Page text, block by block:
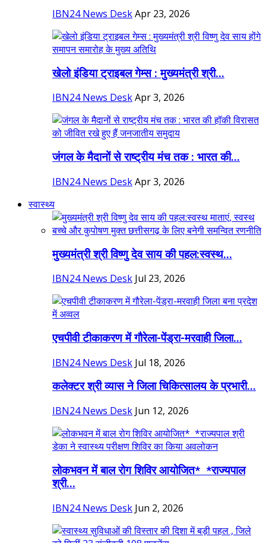
IBN24 News DeskApr 23, 2026
खेलो इंडिया ट्राइबल गेम्स : मुख्यमंत्री श्री...
IBN24 News DeskApr 3, 2026
जंगल के मैदानों से राष्ट्रीय मंच तक : भारत की...
IBN24 News DeskApr 3, 2026
स्वास्थ्य
मुख्यमंत्री श्री विष्णु देव साय की पहल:स्वस्थ...
IBN24 News Desk Jul 23, 2026
एचपीवी टीकाकरण में गौरेला-पेंड्रा-मरवाही जिला...
IBN24 News Desk Jul 18, 2026
कलेक्टर श्री व्यास ने जिला चिकित्सालय के प्रभारी...
IBN24 News Desk Jun 12, 2026
लोकभवन में बाल रोग शिविर आयोजित* *राज्यपाल
श्री...
IBN24 News Desk Jun 2, 2026